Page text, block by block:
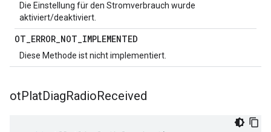
Die Einstellung für den Stromverbrauch wurde
aktiviert/deaktiviert.
OT_ERROR_NOT_IMPLEMENTED
Diese Methode ist nicht implementiert.
otPlatDiagRadioReceived